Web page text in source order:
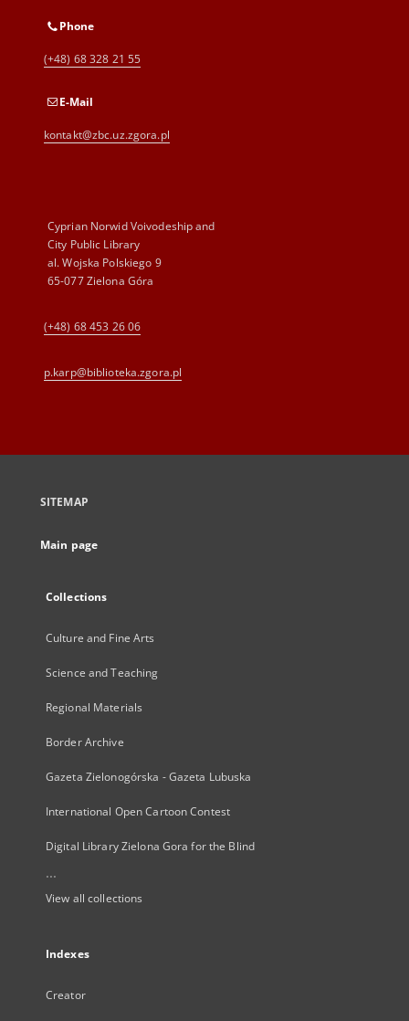
Phone
(+48) 68 328 21 55
E-Mail
kontakt@zbc.uz.zgora.pl
Cyprian Norwid Voivodeship and
City Public Library
al. Wojska Polskiego 9
65-077 Zielona Góra
(+48) 68 453 26 06
p.karp@biblioteka.zgora.pl
SITEMAP
Main page
Collections
Culture and Fine Arts
Science and Teaching
Regional Materials
Border Archive
Gazeta Zielonogórska - Gazeta Lubuska
International Open Cartoon Contest
Digital Library Zielona Gora for the Blind
...
View all collections
Indexes
Creator